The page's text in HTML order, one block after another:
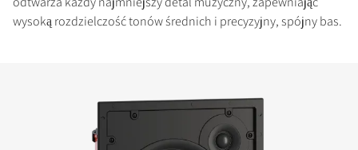
wysoką rozdzielczość tonów średnich i precyzyjny, spójny bas.